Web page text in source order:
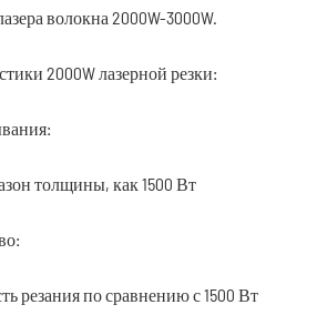
волокна 2000W-3000W.
2000W лазерной резки:
толщины, как 1500 Вт
резания по сравнению с 1500 Вт